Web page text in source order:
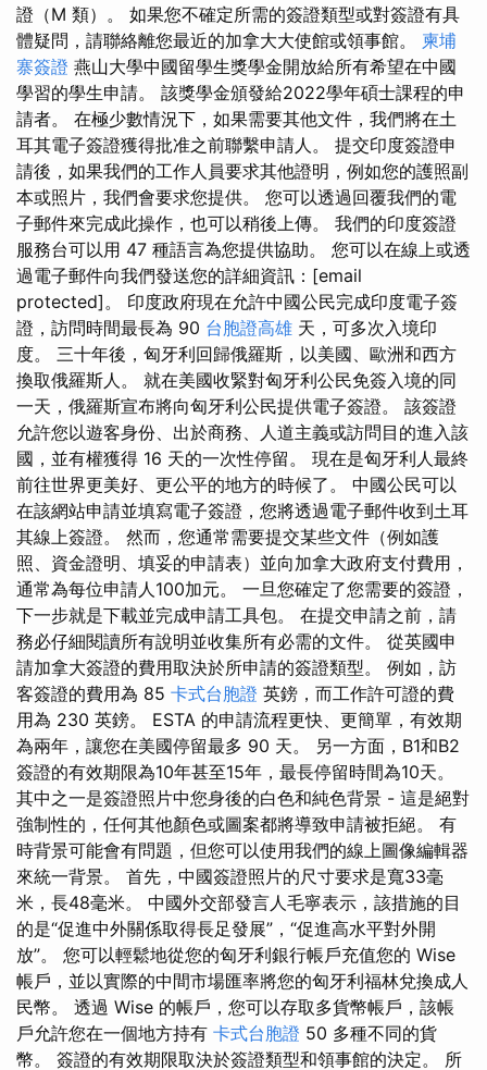
證（M 類）。 如果您不確定所需的簽證類型或對簽證有具
體疑問，請聯絡離您最近的加拿大大使館或領事館。 柬埔
寨簽證 燕山大學中國留學生獎學金開放給所有希望在中國
學習的學生申請。 該獎學金頒發給2022學年碩士課程的申
請者。 在極少數情況下，如果需要其他文件，我們將在土
耳其電子簽證獲得批准之前聯繫申請人。 提交印度簽證申
請後，如果我們的工作人員要求其他證明，例如您的護照副
本或照片，我們會要求您提供。 您可以透過回覆我們的電
子郵件來完成此操作，也可以稍後上傳。 我們的印度簽證
服務台可以用 47 種語言為您提供協助。 您可以在線上或透
過電子郵件向我們發送您的詳細資訊：[email
protected]。 印度政府現在允許中國公民完成印度電子簽
證，訪問時間最長為 90 台胞證高雄 天，可多次入境印
度。 三十年後，匈牙利回歸俄羅斯，以美國、歐洲和西方
換取俄羅斯人。 就在美國收緊對匈牙利公民免簽入境的同
一天，俄羅斯宣布將向匈牙利公民提供電子簽證。 該簽證
允許您以遊客身份、出於商務、人道主義或訪問目的進入該
國，並有權獲得 16 天的一次性停留。 現在是匈牙利人最終
前往世界更美好、更公平的地方的時候了。 中國公民可以
在該網站申請並填寫電子簽證，您將透過電子郵件收到土耳
其線上簽證。 然而，您通常需要提交某些文件（例如護
照、資金證明、填妥的申請表）並向加拿大政府支付費用，
通常為每位申請人100加元。 一旦您確定了您需要的簽證，
下一步就是下載並完成申請工具包。 在提交申請之前，請
務必仔細閱讀所有說明並收集所有必需的文件。 從英國申
請加拿大簽證的費用取決於所申請的簽證類型。 例如，訪
客簽證的費用為 85 卡式台胞證 英鎊，而工作許可證的費
用為 230 英鎊。 ESTA 的申請流程更快、更簡單，有效期
為兩年，讓您在美國停留最多 90 天。 另一方面，B1和B2
簽證的有效期限為10年甚至15年，最長停留時間為10天。
其中之一是簽證照片中您身後的白色和純色背景 - 這是絕對
強制性的，任何其他顏色或圖案都將導致申請被拒絕。 有
時背景可能會有問題，但您可以使用我們的線上圖像編輯器
來統一背景。 首先，中國簽證照片的尺寸要求是寬33毫
米，長48毫米。 中國外交部發言人毛寧表示，該措施的目
的是“促進中外關係取得長足發展”，“促進高水平對外開
放”。 您可以輕鬆地從您的匈牙利銀行帳戶充值您的 Wise
帳戶，並以實際的中間市場匯率將您的匈牙利福林兌換成人
民幣。 透過 Wise 的帳戶，您可以存取多貨幣帳戶，該帳
戶允許您在一個地方持有 卡式台胞證 50 多種不同的貨
幣。 簽證的有效期限取決於簽證類型和領事館的決定。 所